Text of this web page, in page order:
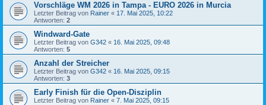
Vorschläge WM 2026 in Tampa - EURO 2026 in Murcia
Letzter Beitrag von Rainer « 17. Mai 2025, 10:22
Antworten: 2
Windward-Gate
Letzter Beitrag von G342 « 16. Mai 2025, 09:48
Antworten: 5
Anzahl der Streicher
Letzter Beitrag von G342 « 16. Mai 2025, 09:15
Antworten: 3
Early Finish für die Open-Disziplin
Letzter Beitrag von Rainer « 7. Mai 2025, 09:15